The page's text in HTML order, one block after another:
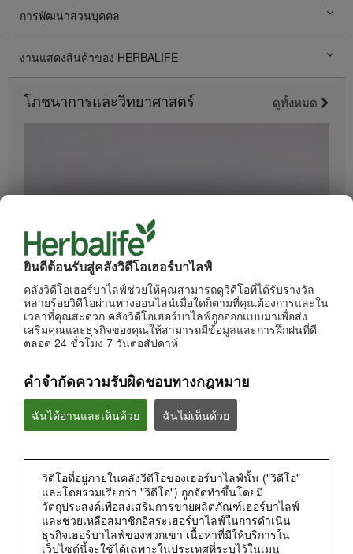
ยินดีต้อนรับสู่คลังวิดีโอเฮอร์บาไลฟ์
คลังวิดีโอเฮอร์บาไลฟ์ช่วยให้คุณสามารถดูวิดีโอที่ได้รับรางวัล
หลายร้อยวิดีโอผ่านทางออนไลน์เมื่อใดก็ตามที่คุณต้องการและใน
เวลาที่คุณสะดวก คลังวิดีโอเฮอร์บาไลฟ์ถูกออกแบบมาเพื่อส่ง
เสริมคุณและธุรกิจของคุณให้สามารถมีข้อมูลและการฝึกฝนที่ดี
ตลอด 24 ชั่วโมง 7 วันต่อสัปดาห์
คำจำกัดความรับผิดชอบทางกฎหมาย
ฉันได้อ่านและเห็นด้วย ฉันไม่เห็นด้วย
วิดีโอที่อยู่ภายในคลังวีดีโอของเฮอร์บาไลฟ์นั้น ("วิดีโอ"
และโดยรวมเรียกว่า "วิดีโอ") ถูกจัดทำขึ้นโดยมี
วัตถุประสงค์เพื่อส่งเสริมการขายผลิตภัณฑ์เฮอร์บาไลฟ์
และช่วยเหลือสมาชิกอิสระเฮอร์บาไลฟ์ในการดำเนิน
ธุรกิจเฮอร์บาไลฟ์ของพวกเขา เนื้อหาที่มีให้บริการใน
เว็บไซต์นี้จะใช้ได้เฉพาะในประเทศที่ระบุไว้ในเมนู
การพัฒนาส่วนบุคคล
งานแสดงสินค้าของ HERBALIFE
โภชนาการและวิทยาศาสตร์ ดูทั้งหมด
1:34
อะไรอยู่ในผลิตภัณฑ์ของเฮอร์บาไลฟ์
ทุกขั้นตอนการผลิตได้รับการควบคุมดูแลอย่างเข้มงวด
สิ่งที่ระบุบนฉลากผลิตภัณฑ์มีอยู่ในนั้นจริงไหม?